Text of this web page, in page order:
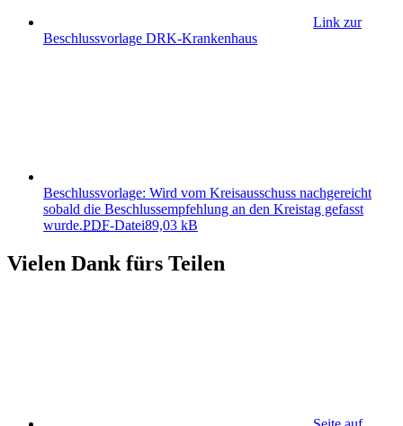
Link zur
Beschlussvorlage DRK-Krankenhaus
Beschlussvorlage: Wird vom Kreisausschuss nachgereicht
sobald die Beschlussempfehlung an den Kreistag gefasst
wurde.PDF-Datei89,03 kB
Vielen Dank fürs Teilen